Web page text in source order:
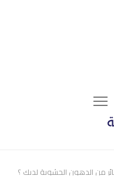
Menu
من الدهون الحشوية لديك ؟